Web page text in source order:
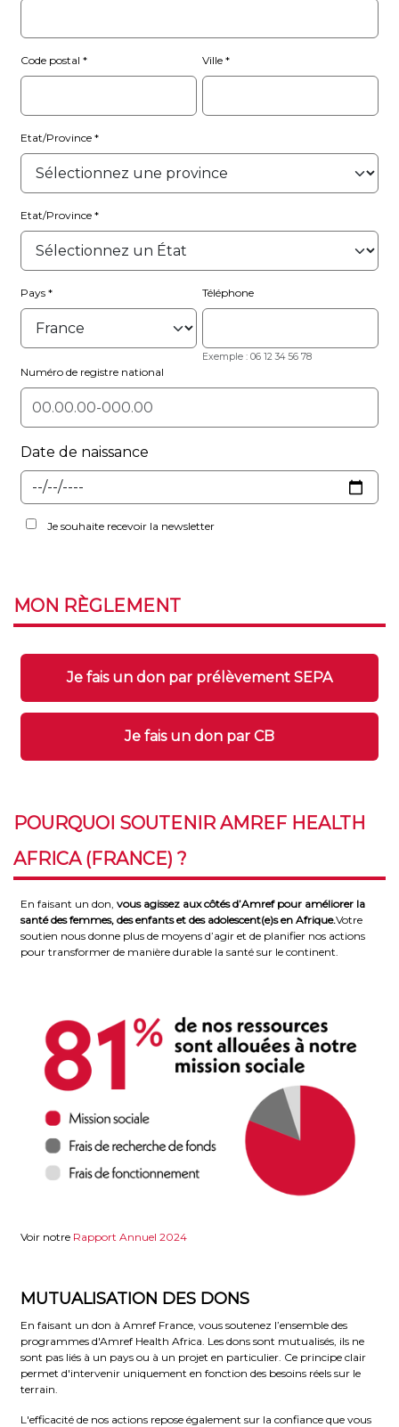
Code postal Ville
Etat/Province
Etat/Province
Pays Téléphone
Exemple : 06 12 34 56 78
Numéro de registre national
Date de naissance
Je souhaite recevoir la newsletter
MON RÈGLEMENT
Je fais un don par prélèvement SEPA
Je fais un don par CB
POURQUOI SOUTENIR AMREF HEALTH
AFRICA (FRANCE) ?
En faisant un don, vous agissez aux côtés d’Amref pour améliorer la
santé des femmes, des enfants et des adolescent(e)s en Afrique.Votre
soutien nous donne plus de moyens d’agir et de planifier nos actions
pour transformer de manière durable la santé sur le continent.
Voir notre Rapport Annuel 2024
MUTUALISATION DES DONS
En faisant un don à Amref France, vous soutenez l’ensemble des
programmes d'Amref Health Africa. Les dons sont mutualisés, ils ne
sont pas liés à un pays ou à un projet en particulier. Ce principe clair
permet d'intervenir uniquement en fonction des besoins réels sur le
terrain.
L'efficacité de nos actions repose également sur la confiance que vous